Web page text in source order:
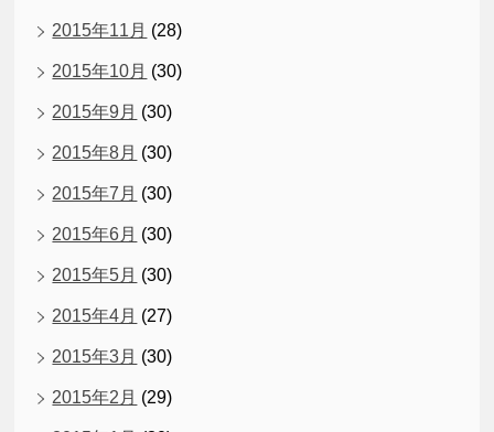
2015年11月 (28)
2015年10月 (30)
2015年9月 (30)
2015年8月 (30)
2015年7月 (30)
2015年6月 (30)
2015年5月 (30)
2015年4月 (27)
2015年3月 (30)
2015年2月 (29)